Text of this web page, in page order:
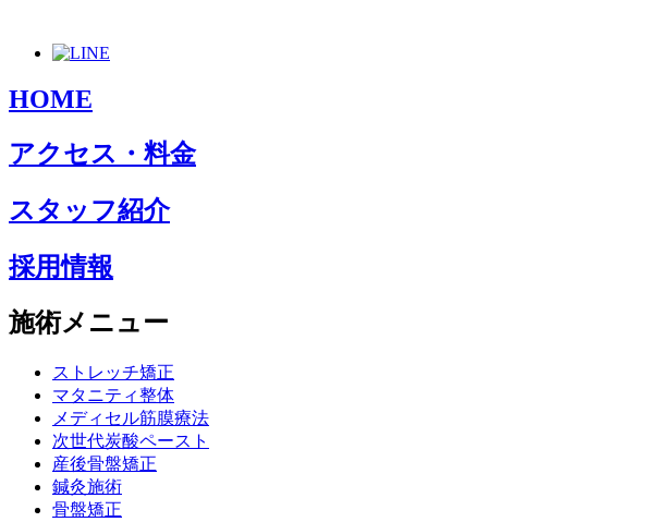
HOME
アクセス・料金
スタッフ紹介
採用情報
施術メニュー
ストレッチ矯正
マタニティ整体
メディセル筋膜療法
次世代炭酸ペースト
産後骨盤矯正
鍼灸施術
骨盤矯正